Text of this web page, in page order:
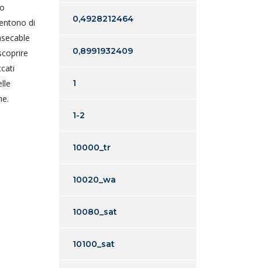
di
0,4928212464
0,8991932409
1
1-2
10000_tr
10020_wa
10080_sat
10100_sat